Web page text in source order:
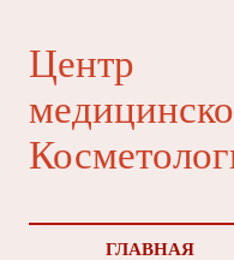
Центр
ГЛАВНАЯ